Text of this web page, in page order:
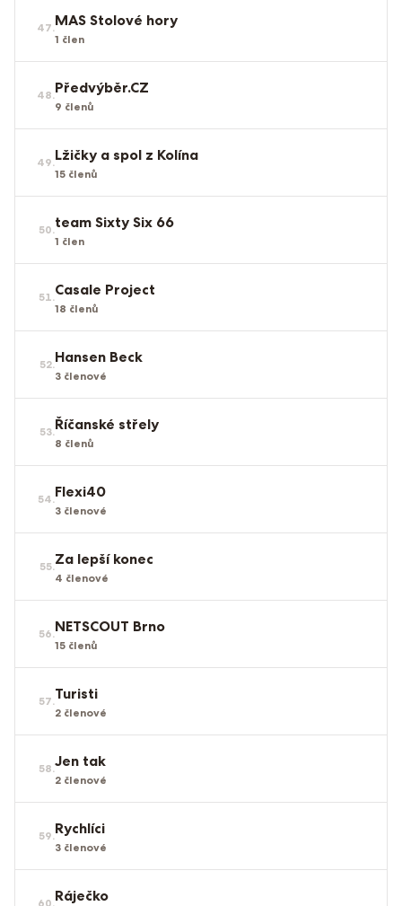
47.MAS Stolové hory
1 člen
48.Předvýběr.CZ
9 členů
49.Lžičky a spol z Kolína
15 členů
50.team Sixty Six 66
1 člen
51.Casale Project
18 členů
52.Hansen Beck
3 členové
53.Říčanské střely
8 členů
54.Flexi40
3 členové
55.Za lepší konec
4 členové
56.NETSCOUT Brno
15 členů
57.Turisti
2 členové
58.Jen tak
2 členové
59.Rychlíci
3 členové
60.Ráječko